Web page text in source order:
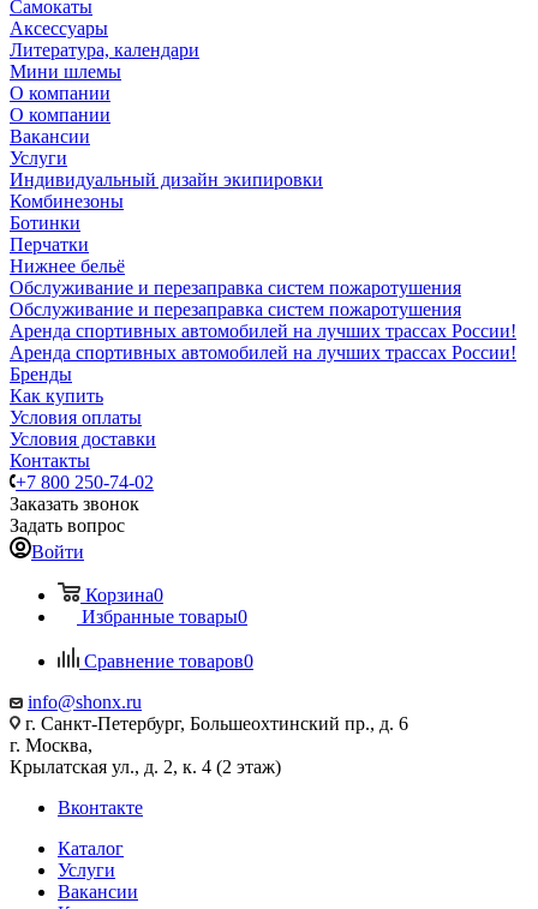
Самокаты
Аксессуары
Литература, календари
Мини шлемы
О компании
О компании
Вакансии
Услуги
Индивидуальный дизайн экипировки
Комбинезоны
Ботинки
Перчатки
Нижнее бельё
Обслуживание и перезаправка систем пожаротушения
Обслуживание и перезаправка систем пожаротушения
Аренда спортивных автомобилей на лучших трассах России!
Аренда спортивных автомобилей на лучших трассах России!
Бренды
Как купить
Условия оплаты
Условия доставки
Контакты
+7 800 250-74-02
Заказать звонок
Задать вопрос
Войти
Корзина0
Избранные товары0
Сравнение товаров0
info@shonx.ru
г. Санкт-Петербург, Большеохтинский пр., д. 6
г. Москва,
Крылатская ул., д. 2, к. 4 (2 этаж)
Вконтакте
Каталог
Услуги
Вакансии